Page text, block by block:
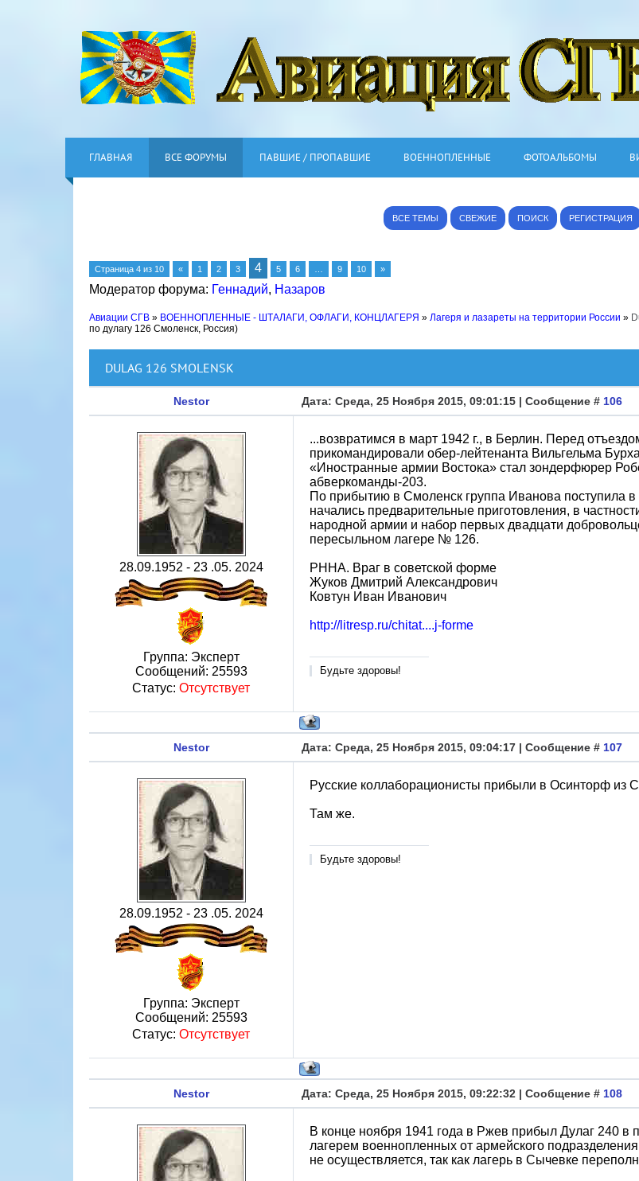
ГЛАВНАЯ ВСЕ ФОРУМЫ ПАВШИЕ / ПРОПАВШИЕ ВОЕННОПЛЕННЫЕ ФОТОАЛЬБОМЫ
ВСЕ ТЕМЫ СВЕЖИЕ ПОИСК РЕГИСТРАЦИЯ
Страница 4 из 10 « 1 2 3 4 5 6 9 10 »
Модератор форума: Геннадий, Назаров
Авиации СГВ » ВОЕННОПЛЕННЫЕ - ШТАЛАГИ, ОФЛАГИ, КОНЦЛАГЕРЯ » Лагеря и лазареты на территории России »
по дулагу 126 Смоленск, Россия)
DULAG 126 SMOLENSK
Nestor Дата: Среда, 25 Ноября 2015, 09:01:15 | Сообщение # 106
28.09.1952 - 23 .05. 2024
Группа: Эксперт
Сообщений: 25593
Статус: Отсутствует
...возвратимся в март 1942 г., в Берлин. Перед
прикомандировали обер-лейтенанта Вильгельма
«Иностранные армии Востока» стал зондерфюрер
абверкоманды-203.
По прибытию в Смоленск группа Иванова поступила в
начались предварительные приготовления, в
народной армии и набор первых двадцати
пересыльном лагере № 126.
РННА. Враг в советской форме
Жуков Дмитрий Александрович
Ковтун Иван Иванович
http://litresp.ru/chitat....j-forme
Будьте здоровы!
Nestor Дата: Среда, 25 Ноября 2015, 09:04:17 | Сообщение # 107
28.09.1952 - 23 .05. 2024
Группа: Эксперт
Сообщений: 25593
Статус: Отсутствует
Русские коллаборационисты прибыли в Осинторф из
Там же.
Будьте здоровы!
Nestor Дата: Среда, 25 Ноября 2015, 09:22:32 | Сообщение # 108
В конце ноября 1941 года в Ржев прибыл Дулаг 240 в
лагерем военнопленных от армейского
не осуществляется, так как лагерь в Сычевке